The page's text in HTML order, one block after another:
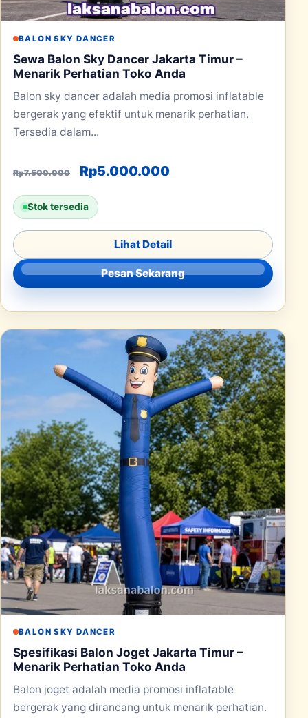
BALON SKY DANCER
Sewa Balon Sky Dancer Jakarta Timur –
Menarik Perhatian Toko Anda
Balon sky dancer adalah media promosi inflatable
bergerak yang efektif untuk menarik perhatian.
Tersedia dalam...
Rp7.500.000 Harga aslinya adalah:
Rp5.000.000Harga saat ini
Stok tersedia
Lihat Detail
Pesan Sekarang
BALON SKY DANCER
Spesifikasi Balon Joget Jakarta Timur –
Menarik Perhatian Toko Anda
Balon joget adalah media promosi inflatable
bergerak yang dirancang untuk menarik perhatian.